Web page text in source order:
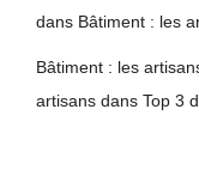
dans Bâtiment : les
Bâtiment : les
artisans dans Top 3